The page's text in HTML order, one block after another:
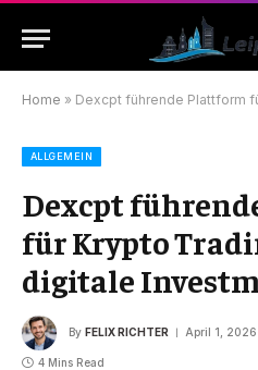
Home » Dexcpt führende Plattform für
ALLGEMEIN
Dexcpt
für Krypto
digitale
By FELIX RICHTER April 1, 2026
4 Mins Read